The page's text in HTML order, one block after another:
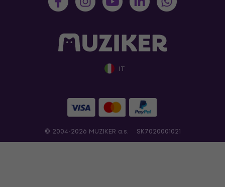
IT
© 2004-2026 MUZIKER a.s. SK7020001021